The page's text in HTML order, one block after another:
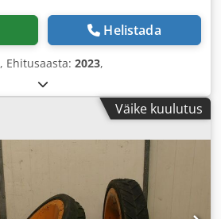
Helistada
, Ehitusaasta: 2023,
Väike kuulutus